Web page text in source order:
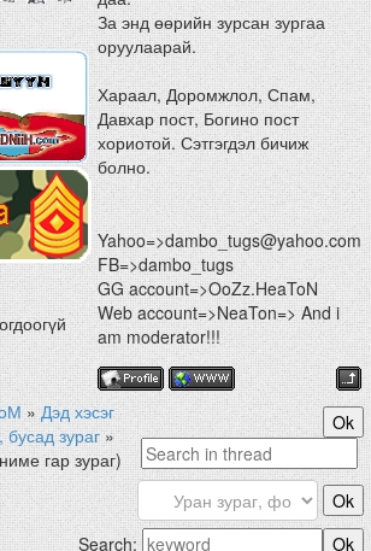
За энд өөрийн зурсан зургаа
оруулаарай.
Хараал, Доромжлол, Спам,
Давхар пост, Богино пост
хориотой. Сэтгэгдэл бичиж
болно.
Yahoo=>dambo_tugs@yahoo.com
FB=>dambo_tugs
GG account=>OoZz.HeaToN
Web account=>NeaTon=> And i
am moderator!!!
» Дэд хэсэг
зураг »
гар зураг)
Search: